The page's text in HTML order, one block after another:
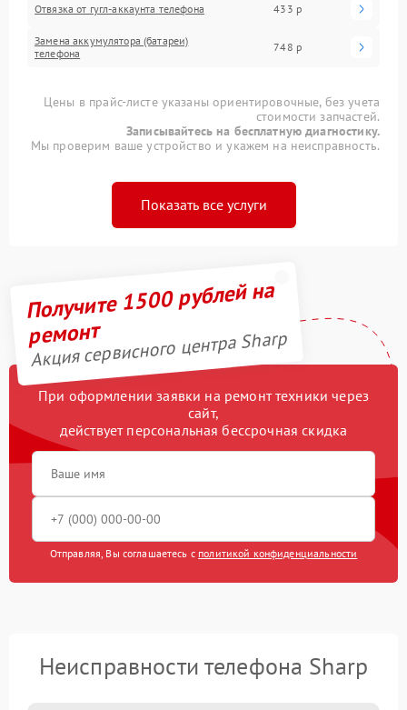
Отвязка от гугл-аккаунта телефона 433 р
Замена аккумулятора (батареи)
телефона
748 р
Цены в прайс-листе указаны ориентировочные, без учета
стоимости запчастей.
Записывайтесь на бесплатную диагностику.
Мы проверим ваше устройство и укажем на неисправность.
Показать все услуги
Получите 1500 рублей на
ремонт
Акция сервисного центра Sharp
При оформлении заявки на ремонт техники через
сайт,
действует персональная бессрочная скидка
Отправляя, Вы соглашаетесь с политикой конфиденциальности
Неисправности телефона Sharp